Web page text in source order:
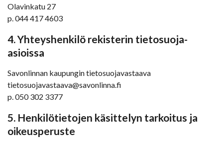
Olavinkatu 27
p. 044 417 4603
4. Yhteyshenkilö rekisterin tietosuoja-
asioissa
Savonlinnan kaupungin tietosuojavastaava
tietosuojavastaava@savonlinna.fi
p. 050 302 3377
5. Henkilötietojen käsittelyn tarkoitus ja
oikeusperuste